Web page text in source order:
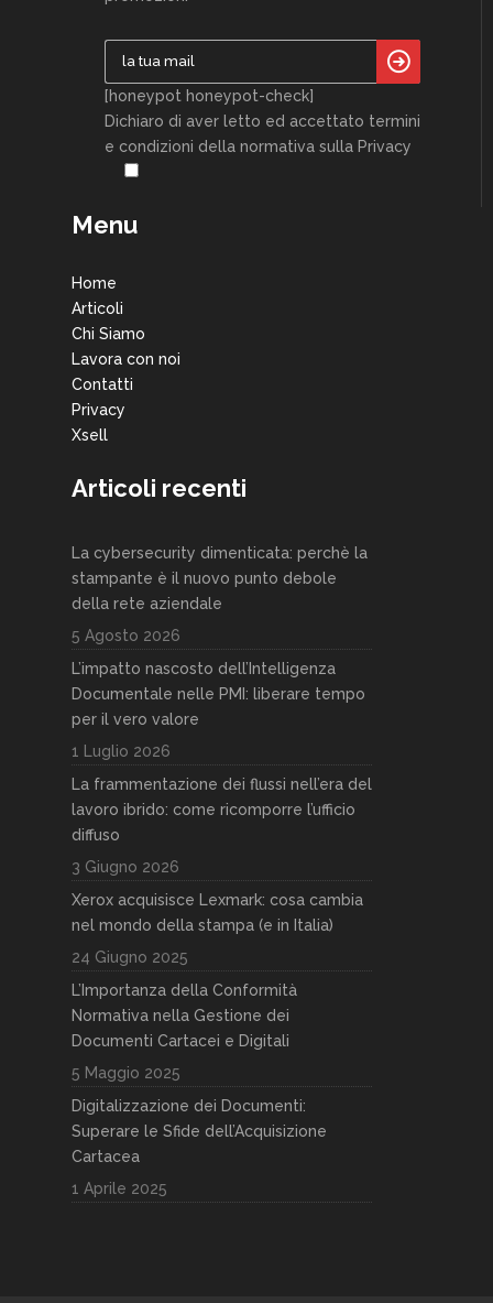
[honeypot honeypot-check]
Dichiaro di aver letto ed accettato termini
e condizioni della normativa sulla Privacy
Menu
Home
Articoli
Chi Siamo
Lavora con noi
Contatti
Privacy
Xsell
Articoli recenti
La cybersecurity dimenticata: perchè la
stampante è il nuovo punto debole
della rete aziendale
5 Agosto 2026
L’impatto nascosto dell’Intelligenza
Documentale nelle PMI: liberare tempo
per il vero valore
1 Luglio 2026
La frammentazione dei flussi nell’era del
lavoro ibrido: come ricomporre l’ufficio
diffuso
3 Giugno 2026
Xerox acquisisce Lexmark: cosa cambia
nel mondo della stampa (e in Italia)
24 Giugno 2025
L’Importanza della Conformità
Normativa nella Gestione dei
Documenti Cartacei e Digitali
5 Maggio 2025
Digitalizzazione dei Documenti:
Superare le Sfide dell’Acquisizione
Cartacea
1 Aprile 2025